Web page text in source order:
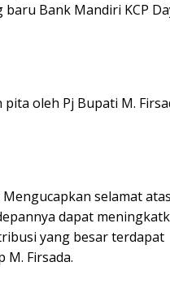
Bank Mandiri KCP
oleh Pj Bupati M.
selamat
dapat
yang besar terdapat
Firsada.